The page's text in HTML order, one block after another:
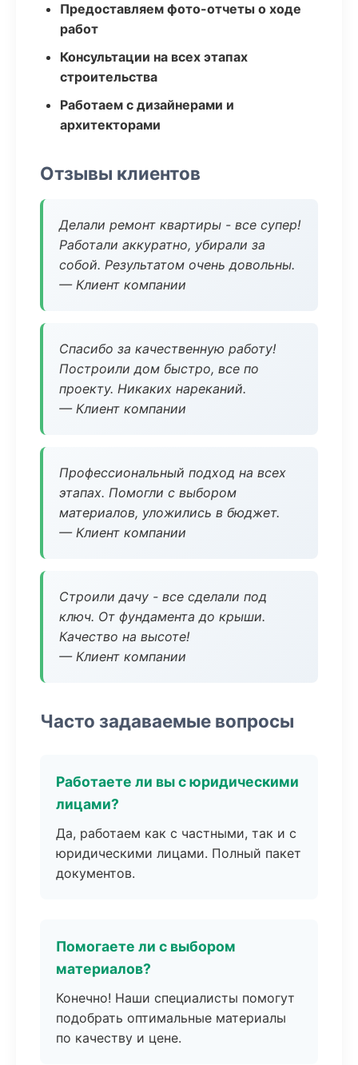
Предоставляем фото-отчеты о ходе
работ
Консультации на всех этапах
строительства
Работаем с дизайнерами и
архитекторами
Отзывы клиентов
Делали ремонт квартиры - все супер!
Работали аккуратно, убирали за
собой. Результатом очень довольны.
— Клиент компании
Спасибо за качественную работу!
Построили дом быстро, все по
проекту. Никаких нареканий.
— Клиент компании
Профессиональный подход на всех
этапах. Помогли с выбором
материалов, уложились в бюджет.
— Клиент компании
Строили дачу - все сделали под
ключ. От фундамента до крыши.
Качество на высоте!
— Клиент компании
Часто задаваемые вопросы
Работаете ли вы с юридическими
лицами?
Да, работаем как с частными, так и с
юридическими лицами. Полный пакет
документов.
Помогаете ли с выбором
материалов?
Конечно! Наши специалисты помогут
подобрать оптимальные материалы
по качеству и цене.